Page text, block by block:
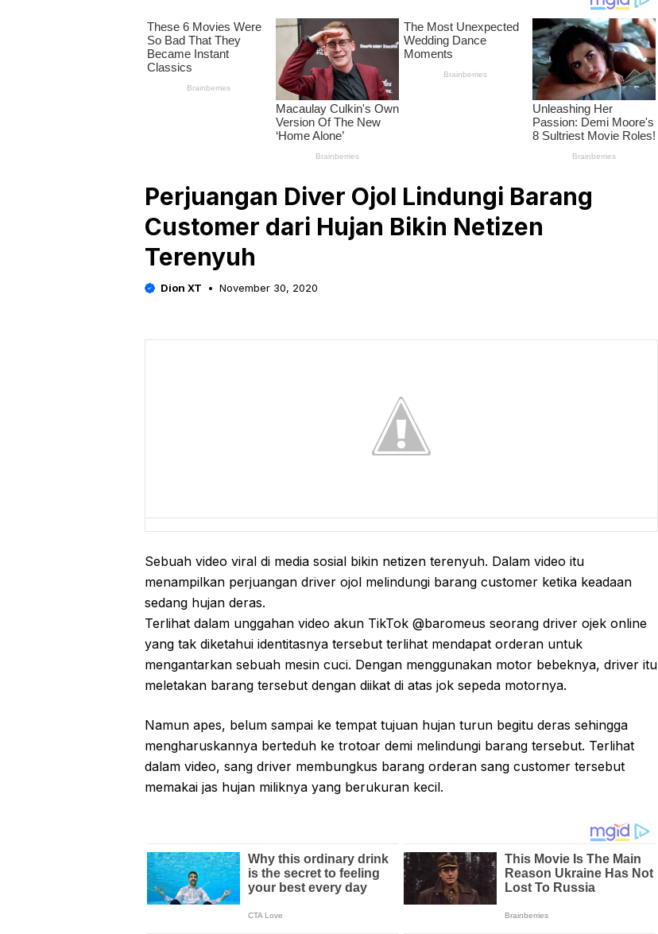
Perjuangan Diver Ojol Lindungi Barang
Customer dari Hujan Bikin Netizen
Terenyuh
Dion XT November 30, 2020
Sebuah video viral di media sosial bikin netizen terenyuh. Dalam video itu
menampilkan perjuangan driver ojol melindungi barang customer ketika keadaan
sedang hujan deras.
Terlihat dalam unggahan video akun TikTok @baromeus seorang driver ojek online
yang tak diketahui identitasnya tersebut terlihat mendapat orderan untuk
mengantarkan sebuah mesin cuci. Dengan menggunakan motor bebeknya, driver itu
meletakan barang tersebut dengan diikat di atas jok sepeda motornya.
Namun apes, belum sampai ke tempat tujuan hujan turun begitu deras sehingga
mengharuskannya berteduh ke trotoar demi melindungi barang tersebut. Terlihat
dalam video, sang driver membungkus barang orderan sang customer tersebut
memakai jas hujan miliknya yang berukuran kecil.